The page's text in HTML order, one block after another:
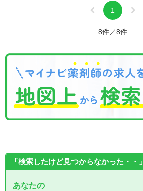
1
8件／8件
「検索したけど見つからなかった・・」
あなたの